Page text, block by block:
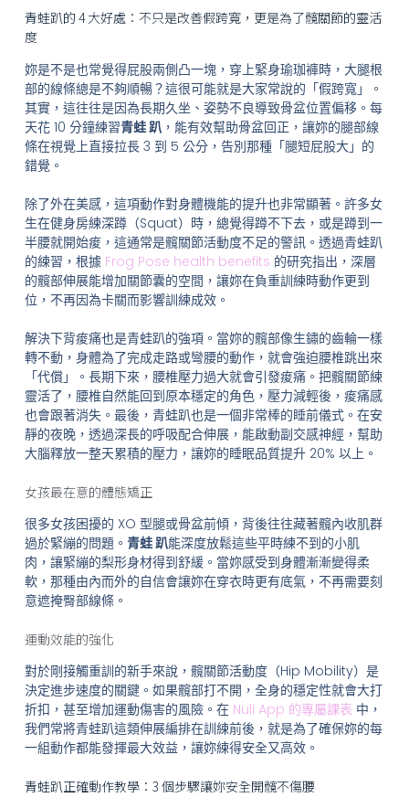
青蛙趴的 4 大好處：不只是改善假跨寬，更是為了髖關節的靈活
度
妳是不是也常覺得屁股兩側凸一塊，穿上緊身瑜珈褲時，大腿根
部的線條總是不夠順暢？這很可能就是大家常說的「假跨寬」。
其實，這往往是因為長期久坐、姿勢不良導致骨盆位置偏移。每
天花 10 分鐘練習青蛙 趴，能有效幫助骨盆回正，讓妳的腿部線
條在視覺上直接拉長 3 到 5 公分，告別那種「腿短屁股大」的
錯覺。
除了外在美感，這項動作對身體機能的提升也非常顯著。許多女
生在健身房練深蹲（Squat）時，總覺得蹲不下去，或是蹲到一
半腰就開始痠，這通常是髖關節活動度不足的警訊。透過青蛙趴
的練習，根據 Frog Pose health benefits 的研究指出，深層
的髖部伸展能增加關節囊的空間，讓妳在負重訓練時動作更到
位，不再因為卡關而影響訓練成效。
解決下背痠痛也是青蛙趴的強項。當妳的髖部像生鏽的齒輪一樣
轉不動，身體為了完成走路或彎腰的動作，就會強迫腰椎跳出來
「代償」。長期下來，腰椎壓力過大就會引發痠痛。把髖關節練
靈活了，腰椎自然能回到原本穩定的角色，壓力減輕後，痠痛感
也會跟著消失。最後，青蛙趴也是一個非常棒的睡前儀式。在安
靜的夜晚，透過深長的呼吸配合伸展，能啟動副交感神經，幫助
大腦釋放一整天累積的壓力，讓妳的睡眠品質提升 20% 以上。
女孩最在意的體態矯正
很多女孩困擾的 XO 型腿或骨盆前傾，背後往往藏著髖內收肌群
過於緊繃的問題。 青蛙 趴能深度放鬆這些平時練不到的小肌
肉，讓緊繃的梨形身材得到舒緩。當妳感受到身體漸漸變得柔
軟，那種由內而外的自信會讓妳在穿衣時更有底氣，不再需要刻
意遮掩臀部線條。
運動效能的強化
對於剛接觸重訓的新手來說，髖關節活動度（Hip Mobility）是
決定進步速度的關鍵。如果髖部打不開，全身的穩定性就會大打
折扣，甚至增加運動傷害的風險。在 Nuli App 的專屬課表 中，
我們常將青蛙趴這類伸展編排在訓練前後，就是為了確保妳的每
一組動作都能發揮最大效益，讓妳練得安全又高效。
青蛙趴正確動作教學：3 個步驟讓妳安全開髖不傷腰